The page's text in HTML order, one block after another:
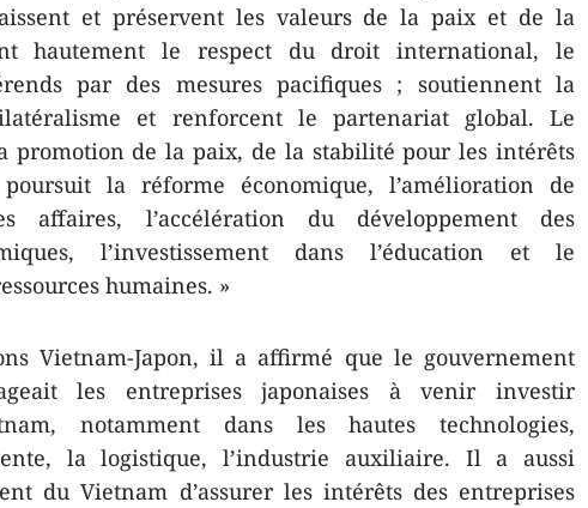
et préservent les valeurs de la paix et de la
hautement le respect du droit international, le
par des mesures pacifiques ; soutiennent la
et renforcent le partenariat global. Le
promotion de la paix, de la stabilité pour les intérêts
la réforme économique, l’amélioration de
affaires, l’accélération du développement des
l’investissement dans l’éducation et le
humaines. »
Vietnam-Japon, il a affirmé que le gouvernement
les entreprises japonaises à venir investir
notamment dans les hautes technologies,
la logistique, l’industrie auxiliaire. Il a aussi
du Vietnam d’assurer les intérêts des entreprises